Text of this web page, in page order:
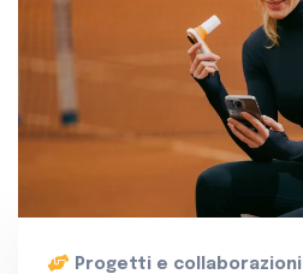
Progetti e collaborazioni